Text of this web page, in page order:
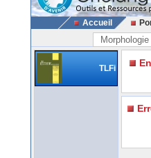
Accueil
Morphologie
TLFi